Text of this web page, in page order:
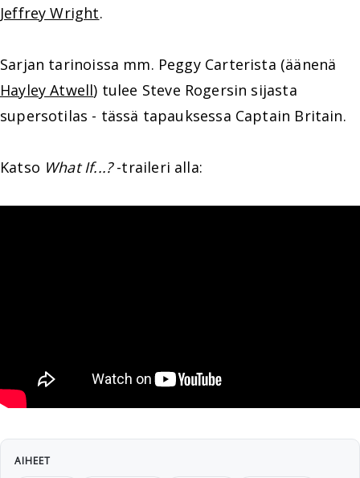
Jeffrey Wright.
Sarjan tarinoissa mm. Peggy Carterista (äänenä
Hayley Atwell) tulee Steve Rogersin sijasta
supersotilas - tässä tapauksessa Captain Britain.
Katso What If...?-traileri alla:
AIHEET